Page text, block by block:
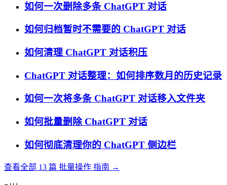
如何一次删除多条 ChatGPT 对话
如何归档暂时不需要的 ChatGPT 对话
如何清理 ChatGPT 对话积压
ChatGPT 对话整理：如何排序数月的历史记录
如何一次将多条 ChatGPT 对话移入文件夹
如何批量删除 ChatGPT 对话
如何彻底清理你的 ChatGPT 侧边栏
查看全部 13 篇 批量操作 指南 →